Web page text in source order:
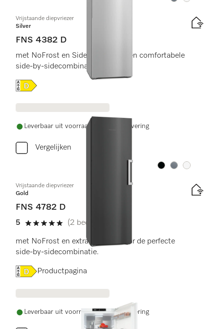
Vrijstaande diepvriezer
Silver
FNS 4382 D
met NoFrost en SideOpen voor een comfortabele
side-by-sidecombinatie.
Online Label Flag, Energielabel
Leverbaar uit voorraad met gratis levering
Vergelijken
Kleur:Kleur:Kleur:
Vrijstaande diepvriezer
Gold
FNS 4782 D
5
5 sterren van de 5
(2 beoordelingen)
met NoFrost en extra comfort voor de perfecte
side-by-sidecombinatie.
Online Label Flag, Energielabel
Productpagina
Leverbaar uit voorraad met gratis levering